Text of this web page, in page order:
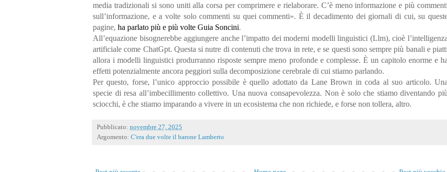
media tradizionali si sono uniti alla corsa per comprimere e rielaborare. C’è meno informazione e più commenti
sull’informazione, e a volte solo commenti su quei commenti». È il decadimento dei giornali di cui, su
pagine, ha parlato più e più volte Guia Soncini.
All’equazione bisognerebbe aggiungere anche l’impatto dei moderni modelli linguistici (Llm), cioè l’intelligenza
artificiale come ChatGpt. Questa si nutre di contenuti che trova in rete, e se questi sono sempre più banali e piatti
allora i modelli linguistici produrranno risposte sempre meno profonde e complesse. È un capitolo enorme e ha
effetti potenzialmente ancora peggiori sulla decomposizione cerebrale di cui stiamo parlando.
Per questo, forse, l’unico approccio possibile è quello adottato da Lane Brown in coda al suo articolo. Una
specie di resa all’imbecillimento collettivo. Una nuova consapevolezza. Non è solo che stiamo diventando più
sciocchi, è che stiamo imparando a vivere in un ecosistema che non richiede, e forse non tollera, altro.
Pubblicato: novembre 27, 2025
Argomento: C'era due volte il barone Lamberto